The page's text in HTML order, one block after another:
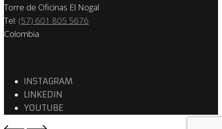
Torre de Oficinas El Nogal
Tel: (57) 601 805 5676
Colombia
INSTAGRAM
LINKEDIN
YOUTUBE